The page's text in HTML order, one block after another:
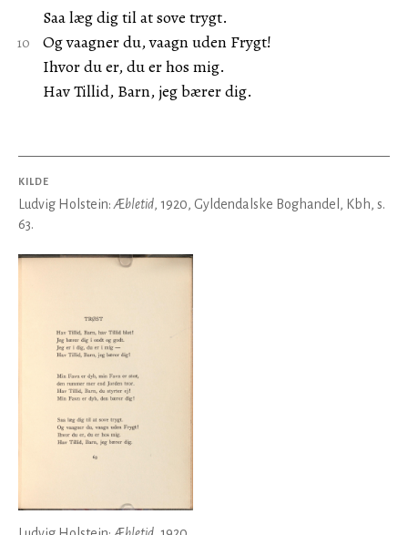
Saa læg dig til at sove trygt.
Og vaagner du, vaagn uden Frygt!
Ihvor du er, du er hos mig.
Hav Tillid, Barn, jeg bærer dig.
KILDE
Ludvig Holstein: Æbletid, 1920, Gyldendalske Boghandel, Kbh, s.
63.